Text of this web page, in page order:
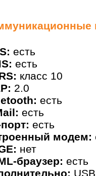
есть
есть
класс 10
2.0
есть
есть
есть
модем:
нет
браузер: есть